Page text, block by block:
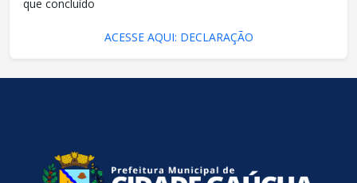
que concluído
ACESSE AQUI: DECLARAÇÃO